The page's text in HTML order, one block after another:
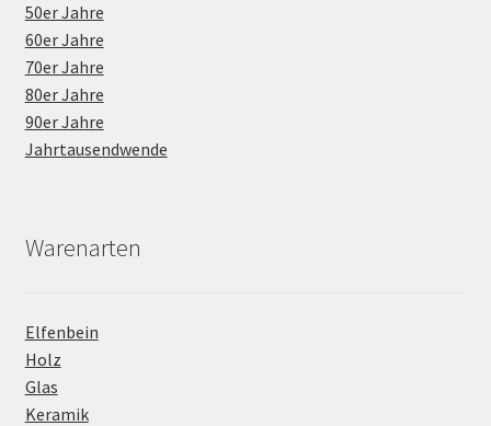
50er Jahre
60er Jahre
70er Jahre
80er Jahre
90er Jahre
Jahrtausendwende
Warenarten
Elfenbein
Holz
Glas
Keramik